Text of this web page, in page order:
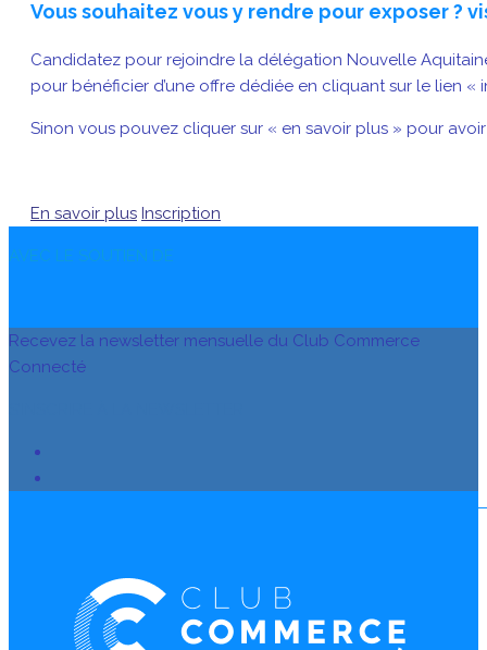
Vous souhaitez vous y rendre pour exposer ?
Candidatez pour rejoindre la délégation Nouvelle
pour bénéficier d’une offre dédiée en cliquant sur le lien «
Sinon vous pouvez cliquer sur « en savoir plus » pour
En savoir plus Inscription
AVEC LE SOUTIEN DE
Recevez la newsletter mensuelle du Club Commerce
Connecté